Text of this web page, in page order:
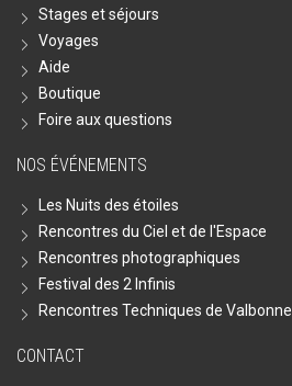
Stages et séjours
Voyages
Aide
Boutique
Foire aux questions
NOS ÉVÉNEMENTS
Les Nuits des étoiles
Rencontres du Ciel et de l'Espace
Rencontres photographiques
Festival des 2 Infinis
Rencontres Techniques de Valbonne
CONTACT